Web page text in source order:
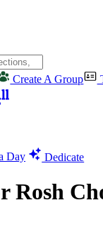
Create A Group
Day
Dedicate
Rosh